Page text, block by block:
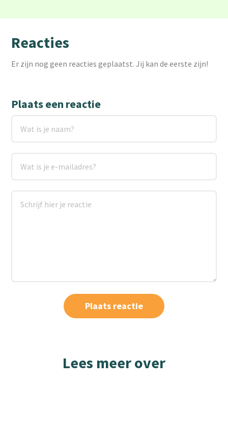
Reacties
Er zijn nog geen reacties geplaatst. Jij kan de eerste zijn!
Plaats een reactie
Lees meer over